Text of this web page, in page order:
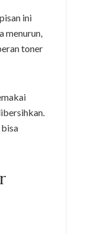
ini
menurun,
toner